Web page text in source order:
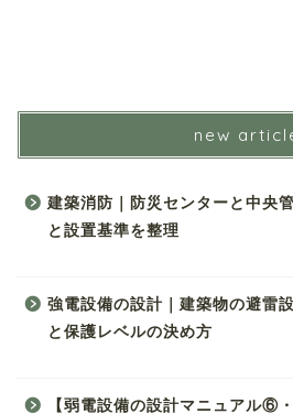
new
建築消防｜防災センターと中央
と設置基準を整理
強電設備の設計｜建築物の避雷
と保護レベルの決め方
【弱電設備の設計マニュアル⑥